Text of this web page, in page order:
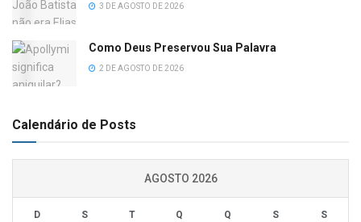
3 DE AGOSTO DE 2026
Como Deus Preservou Sua Palavra
2 DE AGOSTO DE 2026
Calendário de Posts
AGOSTO 2026
D S T Q Q S S